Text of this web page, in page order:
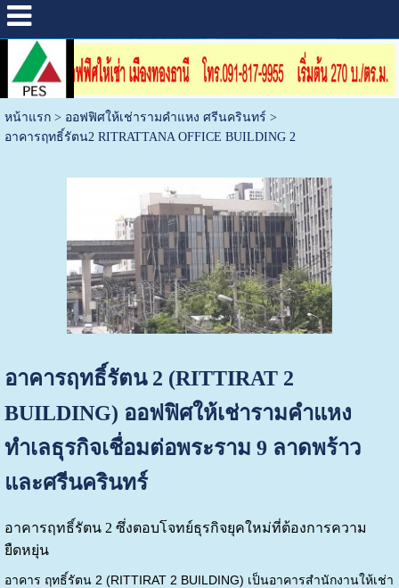
หน้าแรก> ออฟฟิศให้เช่ารามคำแหง ศรีนครินทร์ >
อาคารฤทธิ์รัตน2 RITRATTANA OFFICE BUILDING 2
อาคารฤทธิ์รัตน 2 (RITTIRAT 2
BUILDING) ออฟฟิศให้เช่ารามคำแหง
ทำเลธุรกิจเชื่อมต่อพระราม 9 ลาดพร้าว
และศรีนครินทร์
อาคารฤทธิ์รัตน 2 ซึ่งตอบโจทย์ธุรกิจยุคใหม่ที่ต้องการความ
ยืดหยุ่น
อาคาร ฤทธิ์รัตน 2 (RITTIRAT 2 BUILDING) เป็นอาคารสำนักงานให้เช่า